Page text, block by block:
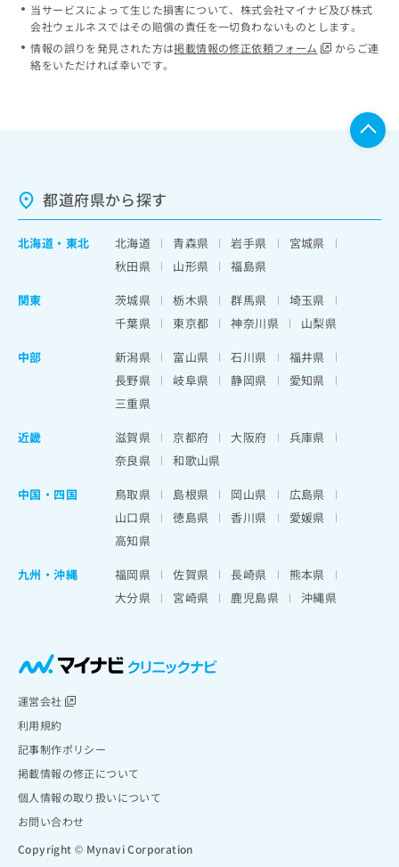
当サービスによって生じた損害について、株式会社マイナビ及び株式
会社ウェルネスではその賠償の責任を一切負わないものとします。
情報の誤りを発見された方は掲載情報の修正依頼フォーム
からご連
絡をいただければ幸いです。
都道府県から探す
北海道 ・ 東北 北海道 青森県 岩手県
宮城県
秋田県
山形県
福島県
関東
茨城県 栃木県 群馬県
埼玉県
千葉県
東京都 神奈川県
山梨県
中部
新潟県 富山県 石川県
福井県
長野県
岐阜県 静岡県
愛知県
三重県
近畿
滋賀県 京都府 大阪府
兵庫県
奈良県
和歌山県
中国・四国
鳥取県 島根県 岡山県
広島県
山口県
徳島県 香川県
愛媛県
高知県
九州・沖縄
福岡県 佐賀県 長崎県
熊本県
大分県
宮崎県 鹿児島県 沖縄県
運営会社
利用規約
記事制作ポリシー
掲載情報の修正について
個人情報の取り扱いについて
お問い合わせ
Copyright © Mynavi Corporation